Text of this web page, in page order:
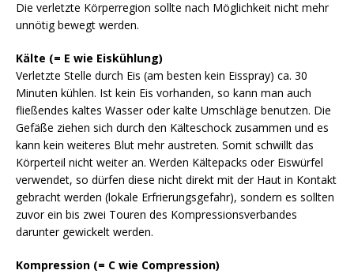
Die verletzte Körperregion sollte nach Möglichkeit nicht mehr
unnötig bewegt werden.
Kälte (= E wie Eiskühlung)
Verletzte Stelle durch Eis (am besten kein Eisspray) ca. 30
Minuten kühlen. Ist kein Eis vorhanden, so kann man auch
fließendes kaltes Wasser oder kalte Umschläge benutzen. Die
Gefäße ziehen sich durch den Kälteschock zusammen und es
kann kein weiteres Blut mehr austreten. Somit schwillt das
Körperteil nicht weiter an. Werden Kältepacks oder Eiswürfel
verwendet, so dürfen diese nicht direkt mit der Haut in Kontakt
gebracht werden (lokale Erfrierungsgefahr), sondern es sollten
zuvor ein bis zwei Touren des Kompressionsverbandes
darunter gewickelt werden.
Kompression (= C wie Compression)